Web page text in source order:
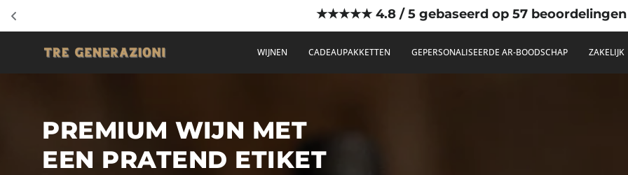
★★★★★ 4.8 / 5 gebaseerd op 57 beoordelingen
artikel
WIJNEN CADEAUPAKKETTEN GEPERSONALISEERDE AR-BOODSCHAP ZAKELIJK
PREMIUM WIJN MET
EEN PRATEND ETIKET